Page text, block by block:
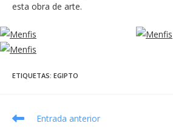
esta obra de arte.
ETIQUETAS: EGIPTO
Leer
Entrada anterior